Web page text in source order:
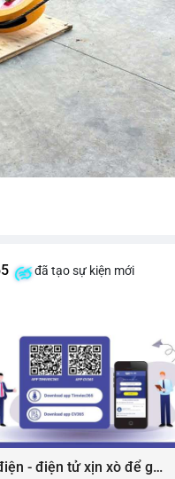
đã tạo sự kiện mới
Bí quyết săn job điện - điện tử xịn xò để gia tăng thu nhập ⚡